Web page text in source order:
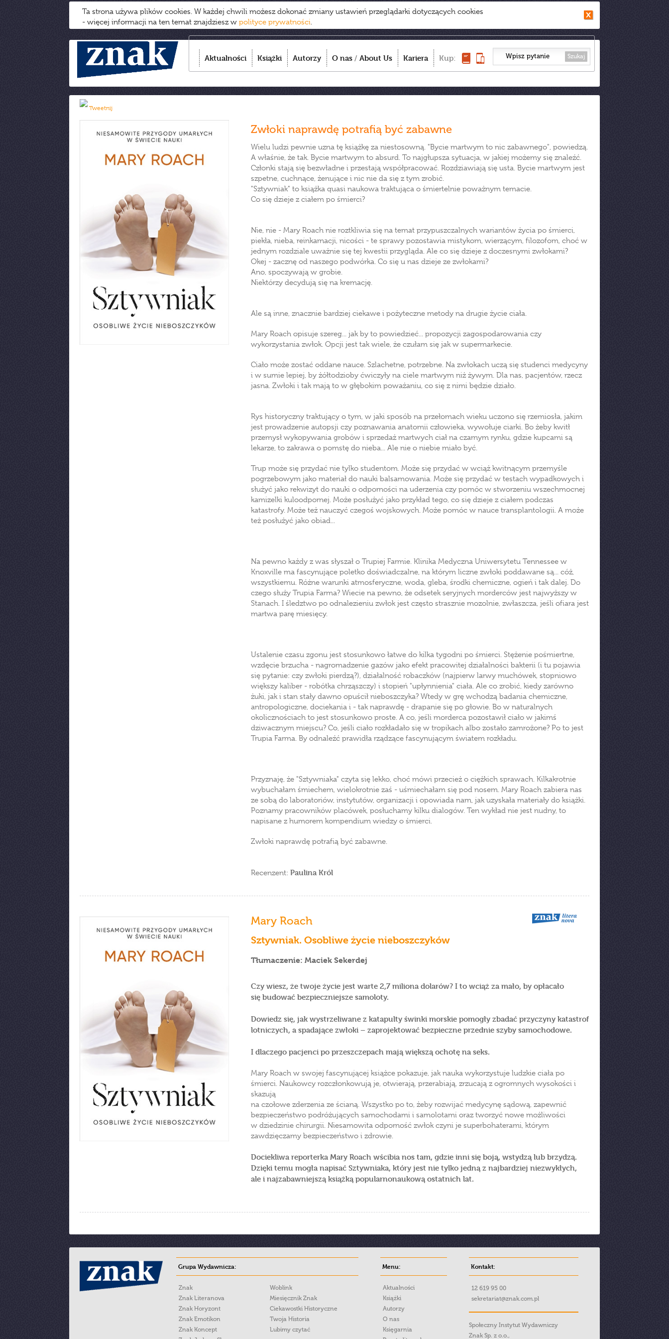
Ta strona używa plików cookies. W każdej chwili możesz dokonać zmiany ustawień przeglądarki dotyczących cookies
- więcej informacji na ten temat znajdziesz w polityce prywatności.
Aktualności Książki Autorzy O nas / About Us Kariera Kup: Szukaj
Tweetnij
Zwłoki naprawdę potrafią być zabawne
Wielu ludzi pewnie uzna tę książkę za niestosowną. "Bycie martwym to nic zabawnego", powiedzą.
A właśnie, że tak. Bycie martwym to absurd. To najgłupsza sytuacja, w jakiej możemy się znaleźć.
Członki stają się bezwładne i przestają współpracować. Rozdziawiają się usta. Bycie martwym jest
szpetne, cuchnące, żenujące i nic nie da się z tym zrobić.
"Sztywniak" to książka quasi naukowa traktująca o śmiertelnie poważnym temacie.
Co się dzieje z ciałem po śmierci?
Nie, nie - Mary Roach nie roztkliwia się na temat przypuszczalnych wariantów życia po śmierci,
piekła, nieba, reinkarnacji, nicości - te sprawy pozostawia mistykom, wierzącym, filozofom, choć w
jednym rozdziale uważnie się tej kwestii przygląda. Ale co się dzieje z doczesnymi zwłokami?
Okej - zacznę od naszego podwórka. Co się u nas dzieje ze zwłokami?
Ano, spoczywają w grobie.
Niektórzy decydują się na kremację.
Ale są inne, znacznie bardziej ciekawe i pożyteczne metody na drugie życie ciała.
Mary Roach opisuje szereg... jak by to powiedzieć... propozycji zagospodarowania czy
wykorzystania zwłok. Opcji jest tak wiele, że czułam się jak w supermarkecie.
Ciało może zostać oddane nauce. Szlachetne, potrzebne. Na zwłokach uczą się studenci medycyny
i w sumie lepiej, by żółtodzioby ćwiczyły na ciele martwym niż żywym. Dla nas, pacjentów, rzecz
jasna. Zwłoki i tak mają to w głębokim poważaniu, co się z nimi będzie działo.
Rys historyczny traktujący o tym, w jaki sposób na przełomach wieku uczono się rzemiosła, jakim
jest prowadzenie autopsji czy poznawania anatomii człowieka, wywołuje ciarki. Bo żeby kwitł
przemysł wykopywania grobów i sprzedaż martwych ciał na czarnym rynku, gdzie kupcami są
lekarze, to zakrawa o pomstę do nieba... Ale nie o niebie miało być.
Trup może się przydać nie tylko studentom. Może się przydać w wciąż kwitnącym przemyśle
pogrzebowym jako materiał do nauki balsamowania. Może się przydać w testach wypadkowych i
służyć jako rekwizyt do nauki o odporności na uderzenia czy pomóc w stworzeniu wszechmocnej
kamizelki kuloodpornej. Może posłużyć jako przykład tego, co się dzieje z ciałem podczas
katastrofy. Może też nauczyć czegoś wojskowych. Może pomóc w nauce transplantologii. A może
też posłużyć jako obiad...
Na pewno każdy z was słyszał o Trupiej Farmie. Klinika Medyczna Uniwersytetu Tennessee w
Knoxville ma fascynujące poletko doświadczalne, na którym liczne zwłoki poddawane są... cóż,
wszystkiemu. Różne warunki atmosferyczne, woda, gleba, środki chemiczne, ogień i tak dalej. Do
czego służy Trupia Farma? Wiecie na pewno, że odsetek seryjnych morderców jest najwyższy w
Stanach. I śledztwo po odnalezieniu zwłok jest często strasznie mozolnie, zwłaszcza, jeśli ofiara jest
martwa parę miesięcy.
Ustalenie czasu zgonu jest stosunkowo łatwe do kilka tygodni po śmierci. Stężenie pośmiertne,
wzdęcie brzucha - nagromadzenie gazów jako efekt pracowitej działalności bakterii (i tu pojawia
się pytanie: czy zwłoki pierdzą?), działalność robaczków (najpierw larwy muchówek, stopniowo
większy kaliber - robótka chrząszczy) i stopień "upłynnienia" ciała. Ale co zrobić, kiedy zarówno
żuki, jak i stan stały dawno opuścił nieboszczyka? Wtedy w grę wchodzą badania chemiczne,
antropologiczne, dociekania i - tak naprawdę - drapanie się po głowie. Bo w naturalnych
okolicznościach to jest stosunkowo proste. A co, jeśli morderca pozostawił ciało w jakimś
dziwacznym miejscu? Co, jeśli ciało rozkładało się w tropikach albo zostało zamrożone? Po to jest
Trupia Farma. By odnaleźć prawidła rządzące fascynującym światem rozkładu.
Przyznaję, że "Sztywniaka" czyta się lekko, choć mówi przecież o ciężkich sprawach. Kilkakrotnie
wybuchałam śmiechem, wielokrotnie zaś - uśmiechałam się pod nosem. Mary Roach zabiera nas
ze sobą do laboratoriów, instytutów, organizacji i opowiada nam, jak uzyskała materiały do książki.
Poznamy pracowników placówek, posłuchamy kilku dialogów. Ten wykład nie jest nudny, to
napisane z humorem kompendium wiedzy o śmierci.
Zwłoki naprawdę potrafią być zabawne.
Recenzent: Paulina Król
Mary Roach
Sztywniak. Osobliwe życie nieboszczyków
Tłumaczenie: Maciek Sekerdej
Czy wiesz, że twoje życie jest warte 2,7 miliona dolarów? I to wciąż za mało, by opłacało
się budować bezpieczniejsze samoloty.
Dowiedz się, jak wystrzeliwane z katapulty świnki morskie pomogły zbadać przyczyny katastrof
lotniczych, a spadające zwłoki – zaprojektować bezpieczne przednie szyby samochodowe.
I dlaczego pacjenci po przeszczepach mają większą ochotę na seks.
Mary Roach w swojej fascynującej książce pokazuje, jak nauka wykorzystuje ludzkie ciała po
śmierci. Naukowcy rozczłonkowują je, otwierają, przerabiają, zrzucają z ogromnych wysokości i
skazują
na czołowe zderzenia ze ścianą. Wszystko po to, żeby rozwijać medycynę sądową, zapewnić
bezpieczeństwo podróżujących samochodami i samolotami oraz tworzyć nowe możliwości
w dziedzinie chirurgii. Niesamowita odporność zwłok czyni je superbohaterami, którym
zawdzięczamy bezpieczeństwo i zdrowie.
Dociekliwa reporterka Mary Roach wścibia nos tam, gdzie inni się boją, wstydzą lub brzydzą.
Dzięki temu mogła napisać Sztywniaka, który jest nie tylko jedną z najbardziej niezwykłych,
ale i najzabawniejszą książką popularnonaukową ostatnich lat.
Grupa Wydawnicza:
Znak
Znak Literanova
Znak Horyzont
Znak Emotikon
Znak Koncept
Woblink
Miesięcznik Znak
Ciekawostki Historyczne
Twoja Historia
Lubimy czytać
Menu:
Aktualności
Książki
Autorzy
O nas
Księgarnia
Kontakt:
12 619 95 00
sekretariat@znak.com.pl
Społeczny Instytut Wydawniczy
Znak Sp. z o.o.,